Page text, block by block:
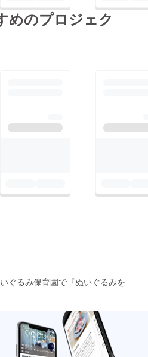
みの
、ぬ
ま
でも
嬉し
形
オン
ぬい
メッ
てい
うな
、こ
とを
抱い
げさ
んの
し
ルバ
いる
めのプロジェク
ぐるみ保育園で『ぬいぐるみを